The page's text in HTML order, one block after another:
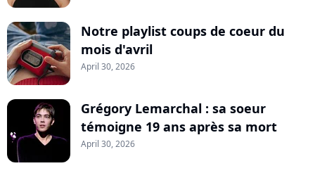
Notre playlist coups de coeur du
mois d'avril
April 30, 2026
Grégory Lemarchal : sa soeur
témoigne 19 ans après sa mort
April 30, 2026